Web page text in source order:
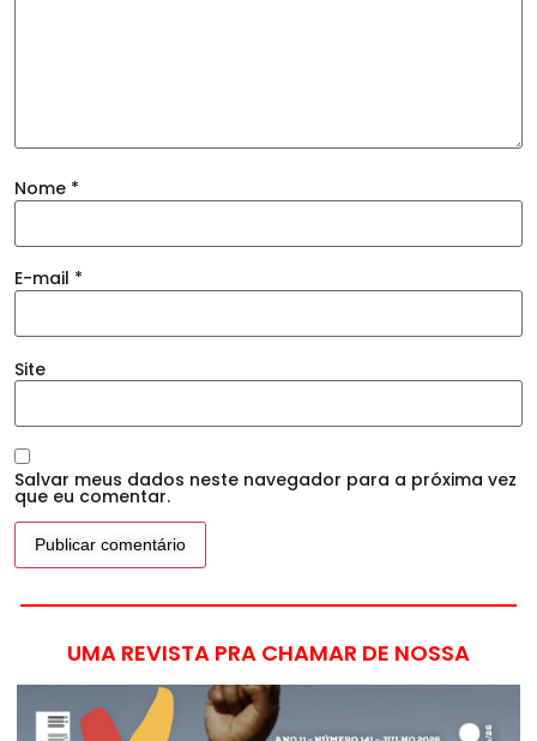
Nome *
E-mail *
Site
Salvar meus dados neste navegador para a próxima vez
que eu comentar.
UMA REVISTA PRA CHAMAR DE NOSSA